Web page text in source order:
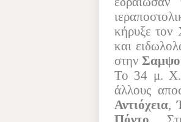
κήρυξε τον
και
στην
Το 34 μ. Χ.
άλλους
Αντιόχεια,